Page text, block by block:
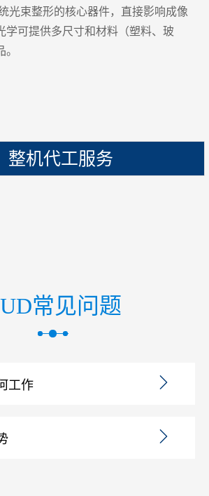
光束整形的核心器件，直接影响成像
学可提供多尺寸和材料（塑料、玻
整机代工服务
常见问题
工作